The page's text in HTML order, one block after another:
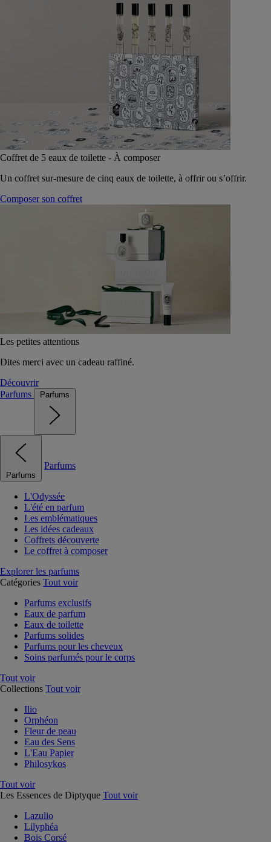
Coffret de 5 eaux de toilette - À composer
Un coffret sur-mesure de cinq eaux de toilette, à offrir ou s’offrir.
Composer son coffret
Les petites attentions
Dites merci avec un cadeau raffiné.
Découvrir
Parfums
Parfums
Parfums
Parfums
L'Odyssée
L'été en parfum
Les emblématiques
Les idées cadeaux
Coffrets découverte
Le coffret à composer
Explorer les parfums
Catégories Tout voir
Parfums exclusifs
Eaux de parfum
Eaux de toilette
Parfums solides
Parfums pour les cheveux
Soins parfumés pour le corps
Tout voir
Collections Tout voir
Ilio
Orphéon
Fleur de peau
Eau des Sens
L'Eau Papier
Philosykos
Tout voir
Les Essences de Diptyque Tout voir
Lazulio
Lilyphéa
Bois Corsé